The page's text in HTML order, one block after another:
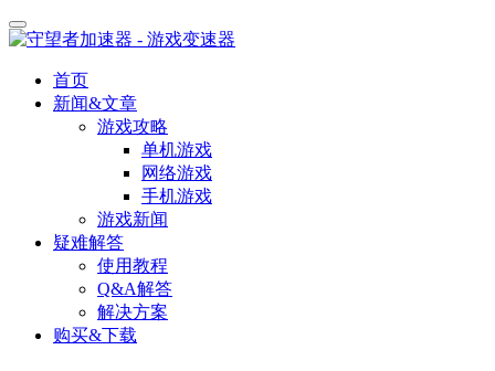
首页
新闻&文章
游戏攻略
单机游戏
网络游戏
手机游戏
游戏新闻
疑难解答
使用教程
Q&A解答
解决方案
购买&下载